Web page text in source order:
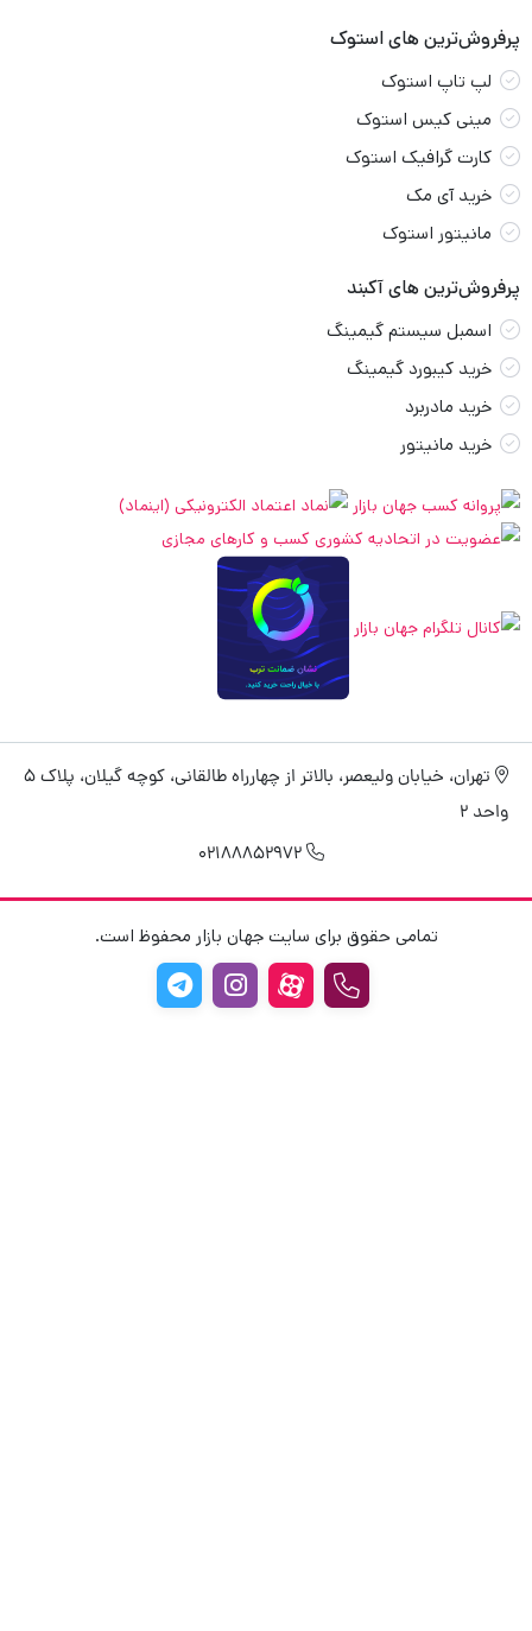
پرفروش‌ترین های استوک
لپ تاپ استوک
مینی کیس استوک
کارت گرافیک استوک
خرید آی مک
مانیتور استوک
پرفروش‌ترین های آکبند
اسمبل سیستم گیمینگ
خرید کیبورد گیمینگ
خرید مادربرد
خرید مانیتور
تهران، خیابان ولیعصر، بالاتر از چهارراه طالقانی، کوچه گیلان، پلاک 5
واحد 2
02188852972
تمامی حقوق برای سایت جهان بازار محفوظ است.